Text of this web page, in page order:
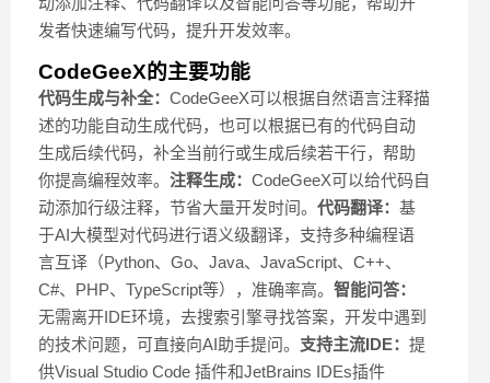
发者快速编写代码，提升开发效率。
CodeGeeX的主要功能
代码生成与补全： CodeGeeX可以根据自然语言注释描
述的功能自动生成代码，也可以根据已有的代码自动
生成后续代码，补全当前行或生成后续若干行，帮助
你提高编程效率。 注释生成： CodeGeeX可以给代码自
动添加行级注释，节省大量开发时间。 代码翻译： 基
于AI大模型对代码进行语义级翻译，支持多种编程语
言互译（Python、Go、Java、JavaScript、C++、
C#、PHP、TypeScript等），准确率高。 智能问答：
无需离开IDE环境，去搜索引擎寻找答案，开发中遇到
的技术问题，可直接向AI助手提问。 支持主流IDE： 提
供Visual Studio Code 插件和JetBrains IDEs插件